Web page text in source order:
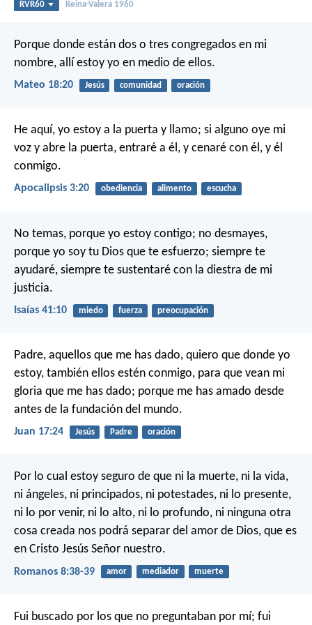
RVR60 Reina-Valera 1960
Porque donde están dos o tres congregados en mi
nombre, allí estoy yo en medio de ellos.
Mateo 18:20 Jesús comunidad oración
He aquí, yo estoy a la puerta y llamo; si alguno oye mi
voz y abre la puerta, entraré a él, y cenaré con él, y él
conmigo.
Apocalipsis 3:20 obediencia alimento escucha
No temas, porque yo estoy contigo; no desmayes,
porque yo soy tu Dios que te esfuerzo; siempre te
ayudaré, siempre te sustentaré con la diestra de mi
justicia.
Isaías 41:10 miedo fuerza preocupación
Padre, aquellos que me has dado, quiero que donde yo
estoy, también ellos estén conmigo, para que vean mi
gloria que me has dado; porque me has amado desde
antes de la fundación del mundo.
Juan 17:24 Jesús Padre oración
Por lo cual estoy seguro de que ni la muerte, ni la vida,
ni ángeles, ni principados, ni potestades, ni lo presente,
ni lo por venir, ni lo alto, ni lo profundo, ni ninguna otra
cosa creada nos podrá separar del amor de Dios, que es
en Cristo Jesús Señor nuestro.
Romanos 8:38-39 amor mediador muerte
Fui buscado por los que no preguntaban por mí; fui